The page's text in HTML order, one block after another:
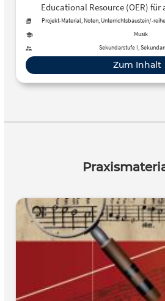
Educational Resource (OER) für
Schulen.
Projekt-Material, Noten, Unterrichtsbaustein/-
Musik
Sekundarstufe I,
Zum Inhalt